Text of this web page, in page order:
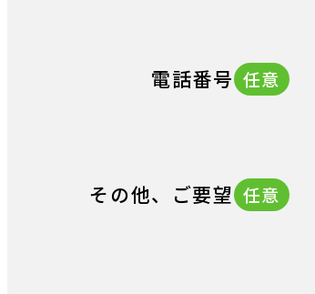
電話番号 任意
その他、ご要望 任意